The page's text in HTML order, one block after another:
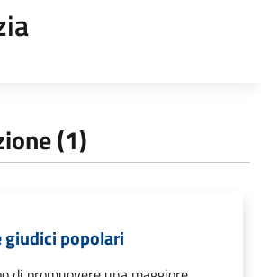
(1)
giudici popolari